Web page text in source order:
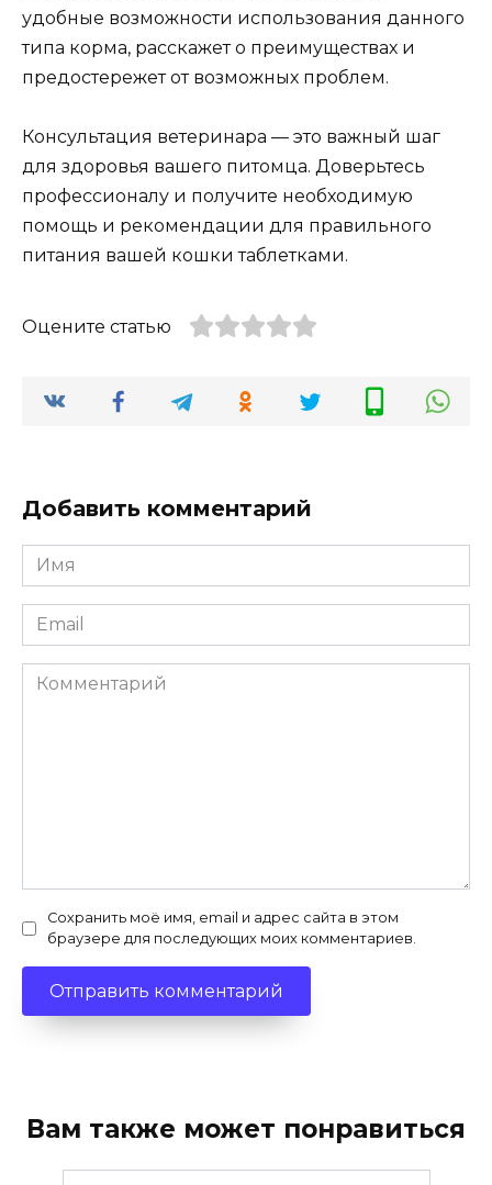
удобные возможности использования данного
типа корма, расскажет о преимуществах и
предостережет от возможных проблем.
Консультация ветеринара — это важный шаг
для здоровья вашего питомца. Доверьтесь
профессионалу и получите необходимую
помощь и рекомендации для правильного
питания вашей кошки таблетками.
Оцените статью
Добавить комментарий
Имя
*
Email
*
Комментарий
Сохранить моё имя, email и адрес сайта в этом
браузере для последующих моих комментариев.
Вам также может понравиться